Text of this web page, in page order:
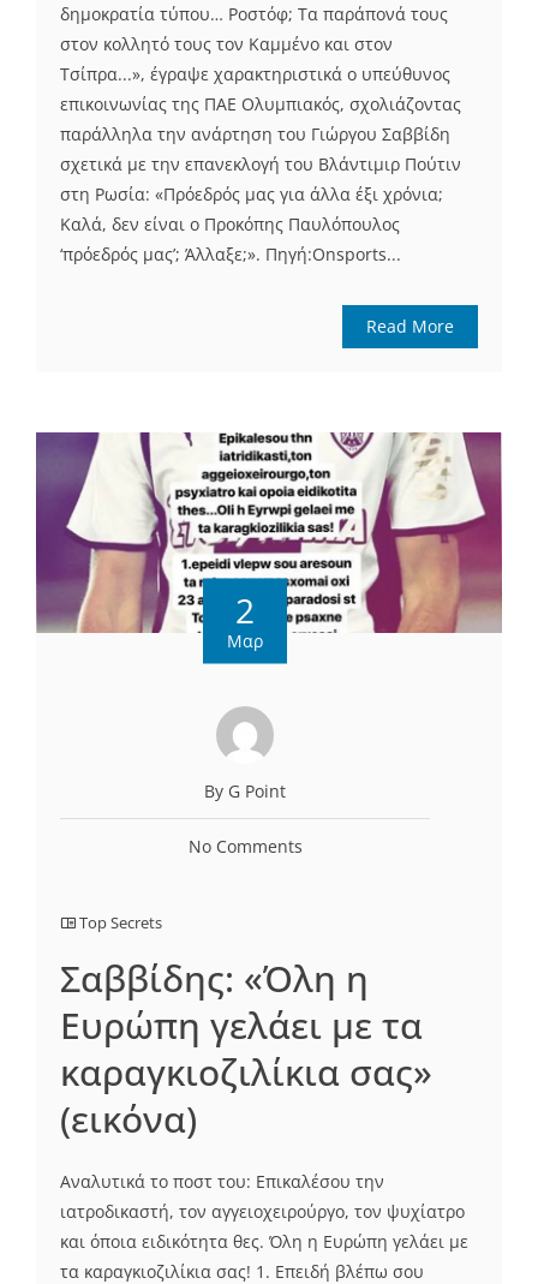
δημοκρατία τύπου… Ροστόφ; Τα παράπονά τους
στον κολλητό τους τον Καμμένο και στον
Τσίπρα...», έγραψε χαρακτηριστικά ο υπεύθυνος
επικοινωνίας της ΠΑΕ Ολυμπιακός, σχολιάζοντας
παράλληλα την ανάρτηση του Γιώργου Σαββίδη
σχετικά με την επανεκλογή του Βλάντιμιρ Πούτιν
στη Ρωσία: «Πρόεδρός μας για άλλα έξι χρόνια;
Καλά, δεν είναι ο Προκόπης Παυλόπουλος
‘πρόεδρός μας’; Άλλαξε;». Πηγή:Onsports...
Read More
2
Μαρ
By G Point
No Comments
Top Secrets
Σαββίδης: «Όλη η
Ευρώπη γελάει με τα
καραγκιοζιλίκια σας»
(εικόνα)
Αναλυτικά το ποστ του: Επικαλέσου την
ιατροδικαστή, τον αγγειοχειρούργο, τον ψυχίατρο
και όποια ειδικότητα θες. Όλη η Ευρώπη γελάει με
τα καραγκιοζιλίκια σας! 1. Επειδή βλέπω σου